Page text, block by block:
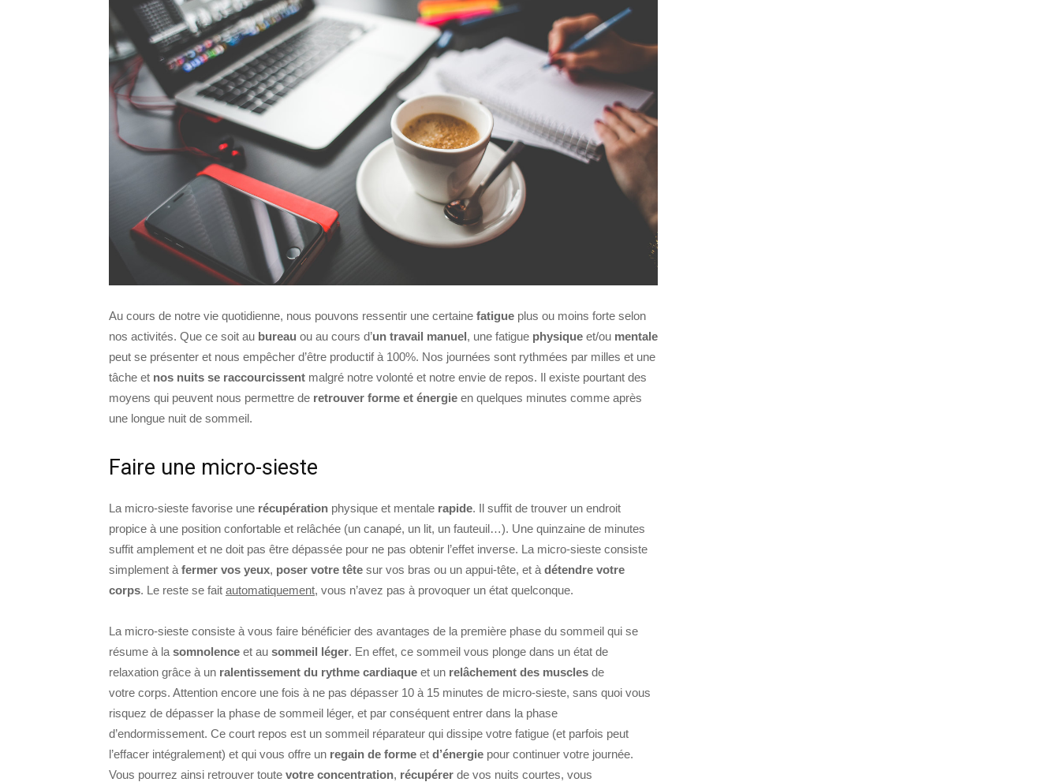
Au cours de notre vie quotidienne, nous pouvons ressentir une certaine fatigue plus ou moins forte selon
nos activités. Que ce soit au bureau ou au cours d’un travail manuel, une fatigue physique et/ou mentale
peut se présenter et nous empêcher d’être productif à 100%. Nos journées sont rythmées par milles et une
tâche et nos nuits se raccourcissent malgré notre volonté et notre envie de repos. Il existe pourtant des
moyens qui peuvent nous permettre de retrouver forme et énergie en quelques minutes comme après
une longue nuit de sommeil.
Faire une micro-sieste
La micro-sieste favorise une récupération physique et mentale rapide. Il suffit de trouver un endroit
propice à une position confortable et relâchée (un canapé, un lit, un fauteuil…). Une quinzaine de minutes
suffit amplement et ne doit pas être dépassée pour ne pas obtenir l’effet inverse. La micro-sieste consiste
simplement à fermer vos yeux, poser votre tête sur vos bras ou un appui-tête, et à détendre votre
corps. Le reste se fait automatiquement, vous n’avez pas à provoquer un état quelconque.
La micro-sieste consiste à vous faire bénéficier des avantages de la première phase du sommeil qui se
résume à la somnolence et au sommeil léger. En effet, ce sommeil vous plonge dans un état de
relaxation grâce à un ralentissement du rythme cardiaque et un relâchement des muscles de
votre corps. Attention encore une fois à ne pas dépasser 10 à 15 minutes de micro-sieste, sans quoi vous
risquez de dépasser la phase de sommeil léger, et par conséquent entrer dans la phase
d’endormissement. Ce court repos est un sommeil réparateur qui dissipe votre fatigue (et parfois peut
l’effacer intégralement) et qui vous offre un regain de forme et d’énergie pour continuer votre journée.
Vous pourrez ainsi retrouver toute votre concentration, récupérer de vos nuits courtes, vous